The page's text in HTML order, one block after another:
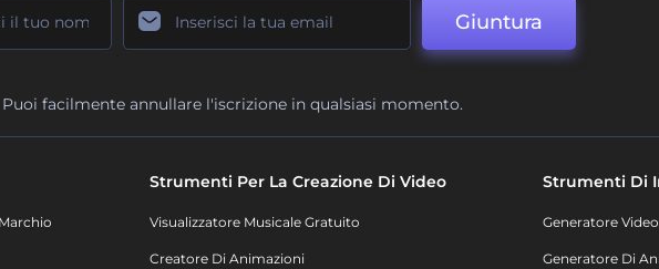
Giuntura
Puoi facilmente annullare l'iscrizione in qualsiasi momento.
Strumenti Per La Creazione Di Video
Visualizzatore Musicale Gratuito
Creatore Di Animazioni
Strumenti Di
Generatore
Generatore Di